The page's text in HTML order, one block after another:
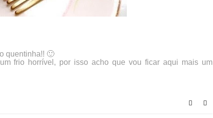
quentinha!! 🙂
frio horrível, por isso acho que vou ficar aqui mais um